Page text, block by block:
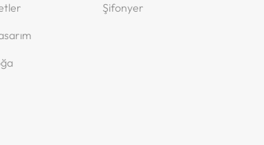
Şifonyer